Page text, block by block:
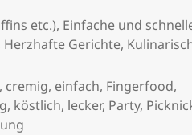
etc.), Einfache und
Herzhafte Gerichte,
, cremig, einfach, Fingerfood,
, köstlich, lecker, Party,